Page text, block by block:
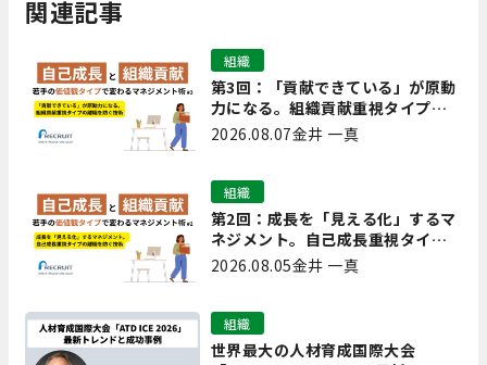
関連記事
第3回：「貢献できている」が原動
力になる。組織貢献重視タイプの
離職を防ぐ技術
組織
2026.08.07金井 一真
第2回：成長を「見える化」するマ
ネジメント。自己成長重視タイプ
の離職を防ぐ技術
組織
2026.08.05金井 一真
世界最大の人材育成国際大会
組織